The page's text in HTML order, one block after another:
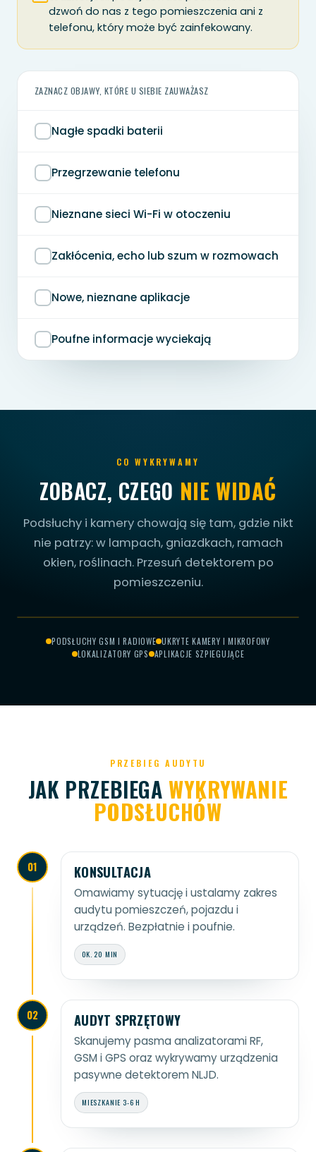
dzwoń do nas z tego pomieszczenia ani z
telefonu, który może być zainfekowany.
ZAZNACZ OBJAWY, KTÓRE U SIEBIE ZAUWAŻASZ
Nagłe spadki baterii
Przegrzewanie telefonu
Nieznane sieci Wi-Fi w otoczeniu
Zakłócenia, echo lub szum w rozmowach
Nowe, nieznane aplikacje
Poufne informacje wyciekają
CO WYKRYWAMY
ZOBACZ, CZEGO NIE WIDAĆ
Podsłuchy i kamery chowają się tam, gdzie nikt
nie patrzy: w lampach, gniazdkach, ramach
okien, roślinach. Przesuń detektorem po
pomieszczeniu.
PODSŁUCHY GSM I RADIOWE UKRYTE KAMERY I MIKROFONY
LOKALIZATORY GPS APLIKACJE SZPIEGUJĄCE
PRZEBIEG AUDYTU
JAK PRZEBIEGAWYKRYWANIE
PODSŁUCHÓW
01 KONSULTACJA
Omawiamy sytuację i ustalamy zakres
audytu pomieszczeń, pojazdu i
urządzeń. Bezpłatnie i poufnie.
OK. 20 MIN
02 AUDYT SPRZĘTOWY
Skanujemy pasma analizatorami RF,
GSM i GPS oraz wykrywamy urządzenia
pasywne detektorem NLJD.
MIESZKANIE 3-6 H